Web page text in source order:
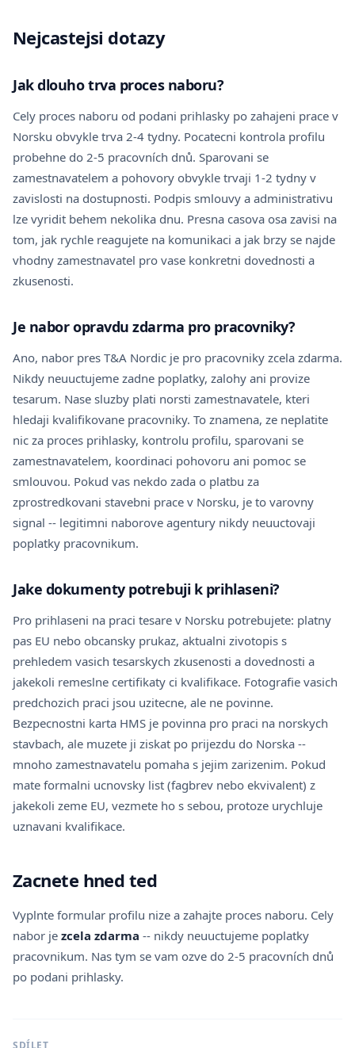
Nejcastejsi dotazy
Jak dlouho trva proces naboru?
Cely proces naboru od podani prihlasky po zahajeni prace v
Norsku obvykle trva 2-4 tydny. Pocatecni kontrola profilu
probehne do 2-5 pracovních dnů. Sparovani se
zamestnavatelem a pohovory obvykle trvaji 1-2 tydny v
zavislosti na dostupnosti. Podpis smlouvy a administrativu
lze vyridit behem nekolika dnu. Presna casova osa zavisi na
tom, jak rychle reagujete na komunikaci a jak brzy se najde
vhodny zamestnavatel pro vase konkretni dovednosti a
zkusenosti.
Je nabor opravdu zdarma pro pracovniky?
Ano, nabor pres T&A Nordic je pro pracovniky zcela zdarma.
Nikdy neuuctujeme zadne poplatky, zalohy ani provize
tesarum. Nase sluzby plati norsti zamestnavatele, kteri
hledaji kvalifikovane pracovniky. To znamena, ze neplatite
nic za proces prihlasky, kontrolu profilu, sparovani se
zamestnavatelem, koordinaci pohovoru ani pomoc se
smlouvou. Pokud vas nekdo zada o platbu za
zprostredkovani stavebni prace v Norsku, je to varovny
signal -- legitimni naborove agentury nikdy neuuctovaji
poplatky pracovnikum.
Jake dokumenty potrebuji k prihlaseni?
Pro prihlaseni na praci tesare v Norsku potrebujete: platny
pas EU nebo obcansky prukaz, aktualni zivotopis s
prehledem vasich tesarskych zkusenosti a dovednosti a
jakekoli remeslne certifikaty ci kvalifikace. Fotografie vasich
predchozich praci jsou uzitecne, ale ne povinne.
Bezpecnostni karta HMS je povinna pro praci na norskych
stavbach, ale muzete ji ziskat po prijezdu do Norska --
mnoho zamestnavatelu pomaha s jejim zarizenim. Pokud
mate formalni ucnovsky list (fagbrev nebo ekvivalent) z
jakekoli zeme EU, vezmete ho s sebou, protoze urychluje
uznavani kvalifikace.
Zacnete hned ted
Vyplnte formular profilu nize a zahajte proces naboru. Cely
nabor je zcela zdarma -- nikdy neuuctujeme poplatky
pracovnikum. Nas tym se vam ozve do 2-5 pracovních dnů
po podani prihlasky.
SDÍLET